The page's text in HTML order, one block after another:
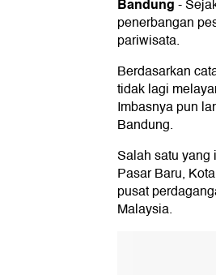
Bandung-
penerbangan
pariwisata.
Berdasarkan
tidak lagi
Imbasnya pun
Bandung.
Salah satu yang
Pasar Baru,
pusat
Malaysia.